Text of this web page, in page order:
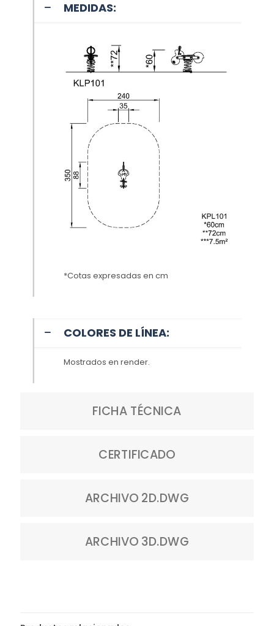
MEDIDAS:
*Cotas expresadas en cm
COLORES DE LÍNEA:
Mostrados en render.
FICHA TÉCNICA
CERTIFICADO
ARCHIVO 2D.DWG
ARCHIVO 3D.DWG